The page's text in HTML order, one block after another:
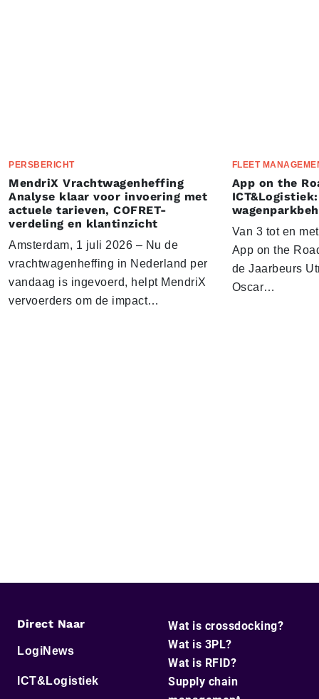
PERSBERICHT
MendriX Vrachtwagenheffing
Analyse klaar voor invoering met
actuele tarieven, COFRET-
verdeling en klantinzicht
Amsterdam, 1 juli 2026 – Nu de
vrachtwagenheffing in Nederland per
vandaag is ingevoerd, helpt MendriX
vervoerders om de impact…
FLEET
App on the
Van 3 tot en
App on the
de Jaarbeurs
Oscar…
Direct Naar
LogiNews
ICT&Logistiek
Wat is crossdocking?
Wat is 3PL?
Wat is RFID?
Supply chain